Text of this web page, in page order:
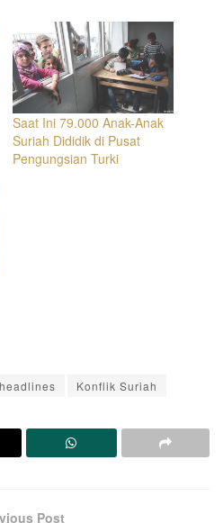
Saat Ini 79.000 Anak-Anak
Suriah Dididik di Pusat
Pengungsian Turki
headlines Konflik Suriah
Post